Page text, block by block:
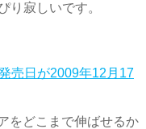
り寂しいです。
売日が2009年12月17
をどこまで伸ばせるか